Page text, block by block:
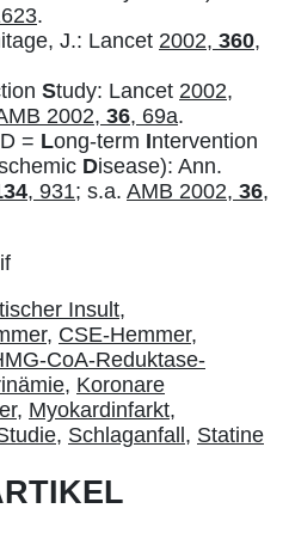
.
J.: Lancet 2002, 360,
Study: Lancet 2002,
2002, 36, 69a.
= Long-term Intervention
Disease): Ann.
, 931; s.a. AMB 2002, 36,
Insult,
, CSE-Hemmer,
CoA-Reduktase-
, Koronare
, Myokardinfarkt,
, Schlaganfall, Statine